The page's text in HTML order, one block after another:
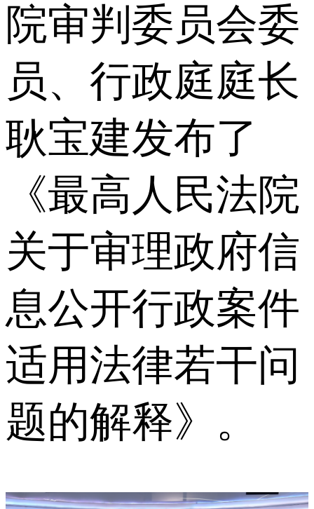
院审判委员会委
员、行政庭庭长
耿宝建发布了
《最高人民法院
关于审理政府信
息公开行政案件
适用法律若干问
题的解释》。